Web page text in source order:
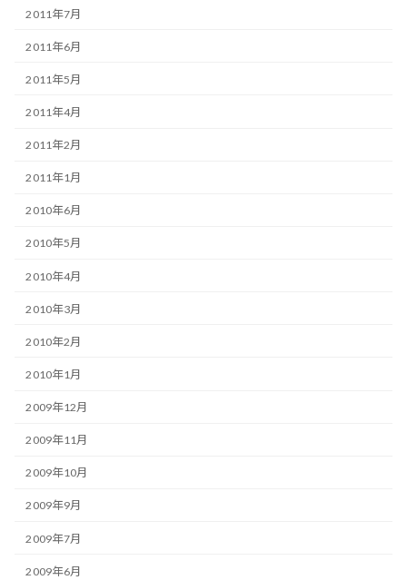
2011年7月
2011年6月
2011年5月
2011年4月
2011年2月
2011年1月
2010年6月
2010年5月
2010年4月
2010年3月
2010年2月
2010年1月
2009年12月
2009年11月
2009年10月
2009年9月
2009年7月
2009年6月